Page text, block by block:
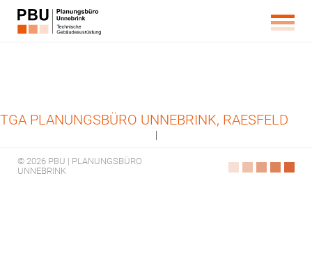
TGA PLANUNGSBÜRO UNNEBRINK, RAESFELD
|
© 2026 PBU | PLANUNGSBÜRO
UNNEBRINK